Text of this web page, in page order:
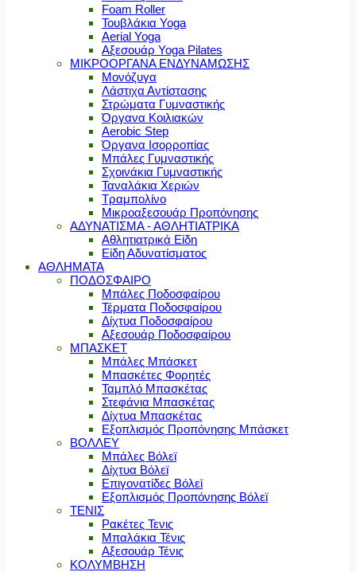
Foam Roller
Τουβλάκια Yoga
Aerial Yoga
Αξεσουάρ Yoga Pilates
ΜΙΚΡΟΟΡΓΑΝΑ ΕΝΔΥΝΑΜΩΣΗΣ
Μονόζυγα
Λάστιχα Αντίστασης
Στρώματα Γυμναστικής
Όργανα Κοιλιακών
Aerobic Step
Όργανα Ισορροπίας
Μπάλες Γυμναστικής
Σχοινάκια Γυμναστικής
Ταναλάκια Χεριών
Τραμπολίνο
Μικροαξεσουάρ Προπόνησης
ΑΔΥΝΑΤΙΣΜΑ - ΑΘΛΗΤΙΑΤΡΙΚΑ
Αθλητιατρικά Είδη
Είδη Αδυνατίσματος
ΑΘΛΗΜΑΤΑ
ΠΟΔΟΣΦΑΙΡΟ
Μπάλες Ποδοσφαίρου
Τέρματα Ποδοσφαίρου
Δίχτυα Ποδοσφαίρου
Αξεσουάρ Ποδοσφαίρου
ΜΠΑΣΚΕΤ
Μπάλες Μπάσκετ
Μπασκέτες Φορητές
Ταμπλό Μπασκέτας
Στεφάνια Μπασκέτας
Δίχτυα Μπασκέτας
Εξοπλισμός Προπόνησης Μπάσκετ
ΒΟΛΛΕΥ
Μπάλες Βόλεϊ
Δίχτυα Βόλεϊ
Επιγονατίδες Βόλεϊ
Εξοπλισμός Προπόνησης Βόλεϊ
ΤΕΝΙΣ
Ρακέτες Τενις
Μπαλάκια Τένις
Αξεσουάρ Τένις
ΚΟΛΥΜΒΗΣΗ